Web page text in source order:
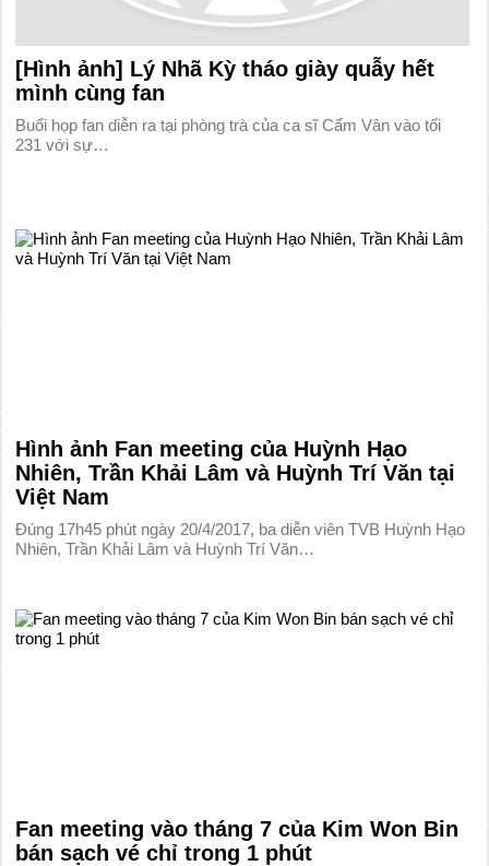
[Hình ảnh] Lý Nhã Kỳ tháo giày quẫy hết
mình cùng fan
Buổi họp fan diễn ra tại phòng trà của ca sĩ Cẩm Vân vào tối
231 với sự…
Hình ảnh Fan meeting của Huỳnh Hạo
Nhiên, Trần Khải Lâm và Huỳnh Trí Văn tại
Việt Nam
Đúng 17h45 phút ngày 20/4/2017, ba diễn viên TVB Huỳnh Hạo
Nhiên, Trần Khải Lâm và Huỳnh Trí Văn…
Fan meeting vào tháng 7 của Kim Won Bin
bán sạch vé chỉ trong 1 phút